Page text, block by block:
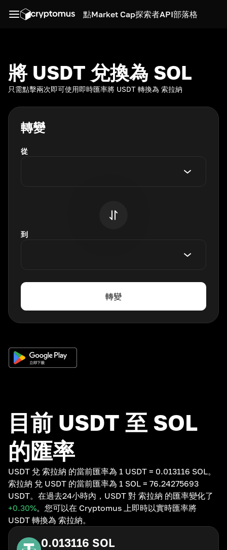
點Market Cap探索者API部落格
將 USDT 兌換為 SOL
只需點擊兩次即可使用即時匯率將 USDT 轉換為 索拉納
轉變
從
到
轉變
目前 USDT 至 SOL
的匯率
USDT 兌 索拉納 的當前匯率為 1 USDT = 0.013116 SOL。
索拉納 兌 USDT 的當前匯率為 1 SOL = 76.24275693
USDT。在過去24小時內，USDT 對 索拉納 的匯率變化了
+0.30%。您可以在 Cryptomus 上即時以實時匯率將
USDT 轉換為 索拉納。
0.013116 SOL